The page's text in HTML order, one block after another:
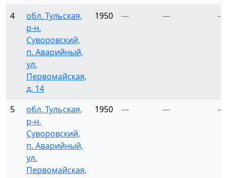
4
обл. Тульская,
р-н.
Суворовский,
п. Аварийный,
ул.
Первомайская,
д. 14
1950 — — —
5
обл. Тульская,
р-н.
Суворовский,
п. Аварийный,
ул.
Первомайская,
1950 — — —